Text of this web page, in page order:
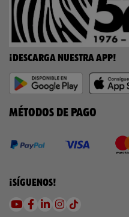
¡DESCARGA NUESTRA APP!
MÉTODOS DE PAGO
¡SÍGUENOS!